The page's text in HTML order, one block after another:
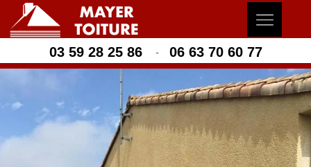
03 59 28 25 86 - 06 63 70 60 77